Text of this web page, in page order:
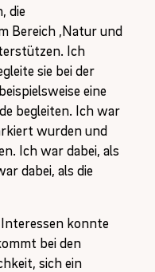
die
Bereich ‚Natur und
Ich
sie bei der
eine
begleiten. Ich war
wurden und
Ich war dabei, als
dabei, als die
konnte
bei den
sich ein